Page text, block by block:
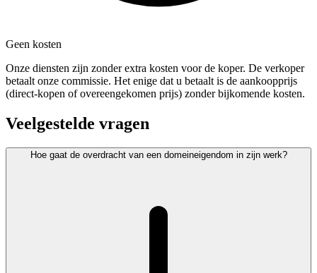
Geen kosten
Onze diensten zijn zonder extra kosten voor de koper. De verkoper
betaalt onze commissie. Het enige dat u betaalt is de aankoopprijs
(direct-kopen of overeengekomen prijs) zonder bijkomende kosten.
Veelgestelde vragen
Hoe gaat de overdracht van een domeineigendom in zijn werk?